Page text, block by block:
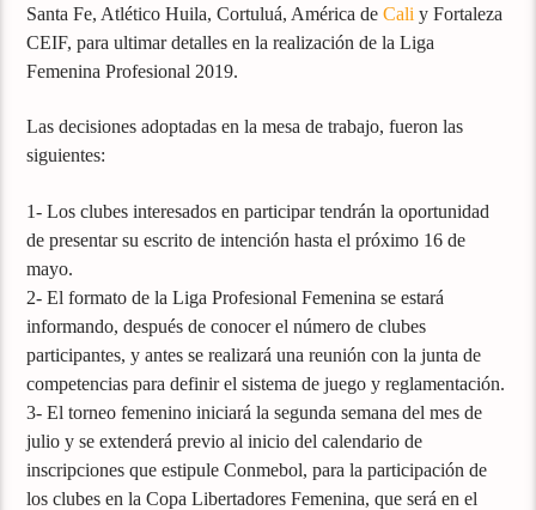
Santa Fe, Atlético Huila, Cortuluá, América deCali y Fortaleza
CEIF, para ultimar detalles en la realización de la Liga
Femenina Profesional 2019.
Las decisiones adoptadas en la mesa de trabajo, fueron las
siguientes:
1- Los clubes interesados en participar tendrán la oportunidad
de presentar su escrito de intención hasta el próximo 16 de
mayo.
2- El formato de la Liga Profesional Femenina se estará
informando, después de conocer el número de clubes
participantes, y antes se realizará una reunión con la junta de
competencias para definir el sistema de juego y reglamentación.
3- El torneo femenino iniciará la segunda semana del mes de
julio y se extenderá previo al inicio del calendario de
inscripciones que estipule Conmebol, para la participación de
los clubes en la Copa Libertadores Femenina, que será en el